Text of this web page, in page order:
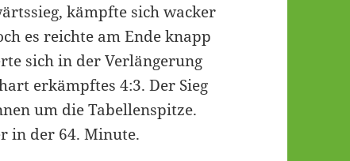
kämpfte sich wacker
es reichte am Ende knapp
sich in der Verlängerung
erkämpftes 4:3. Der Sieg
um die Tabellenspitze.
in der 64. Minute.